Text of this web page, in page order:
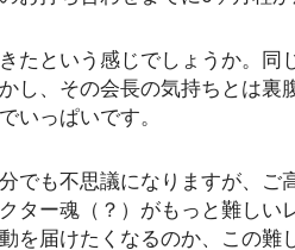
たという感じでしょうか。同
し、その会長の気持ちとは裏
いっぱいです。
でも不思議になりますが、ご
ター魂（？）がもっと難しい
を届けたくなるのか、この難